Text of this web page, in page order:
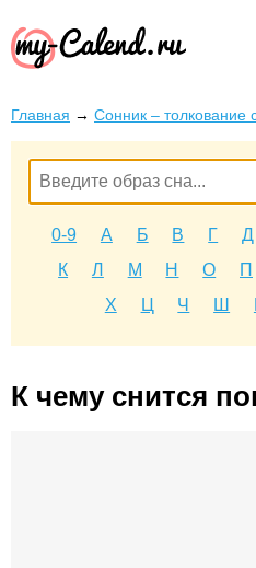
Главная → Сонник – толкование
0-9 А Б В Г Д
К
Л М Н О П
Х
Ц Ч Ш
К чему снится